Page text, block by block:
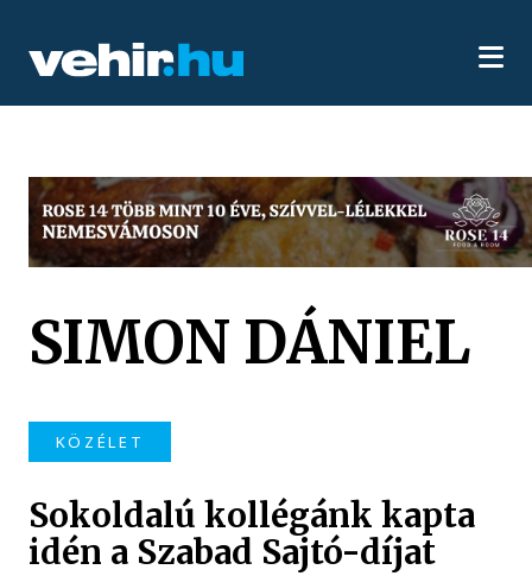
SIMON DÁNIEL
KÖZÉLET
Sokoldalú kollégánk kapta
idén a Szabad Sajtó-díjat